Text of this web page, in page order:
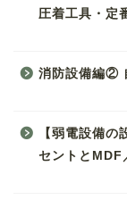
圧着工具・定
消防設備編②
【弱電設備
セントとMDF